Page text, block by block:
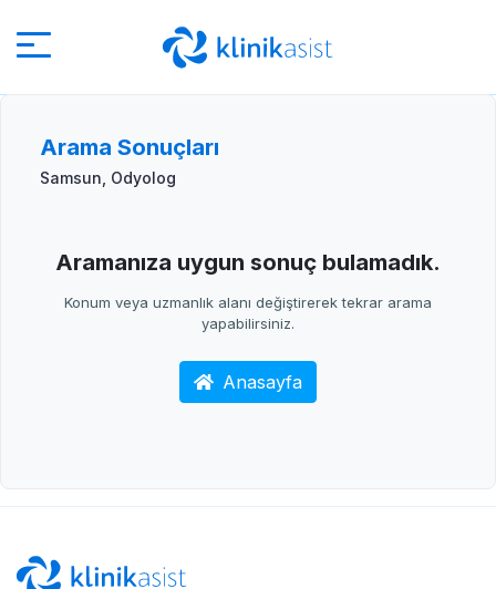
Arama Sonuçları
Samsun, Odyolog
Aramanıza uygun sonuç bulamadık.
Konum veya uzmanlık alanı değiştirerek tekrar arama
yapabilirsiniz.
Anasayfa